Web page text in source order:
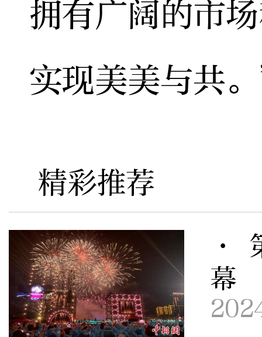
拥有广阔的市
实现美美与共
精彩推荐
·
幕